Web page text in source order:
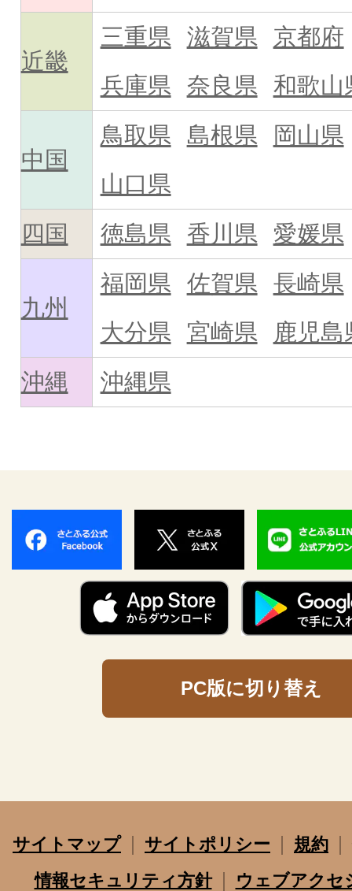
近畿
三重県 滋賀県
京都府
兵庫県
奈良県 和歌山
中国
鳥取県 島根県
岡山県
山口県
四国
徳島県 香川県 愛媛県
九州
福岡県 佐賀県 長崎県
大分県
宮崎県
鹿児島
沖縄
沖縄県
PC版に切り替え
サイトマップ サイトポリシー
規約
情報セキュリティ方針
ウェブアクセ